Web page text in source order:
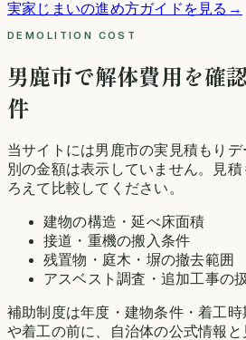
実家じまいの進め方ガイドを見る →
DEMOLITION COST
男鹿市で解体費用を確
件
当サイトには男鹿市の実見積もり
別の金額は表示していません。見
ろえて比較してください。
建物の構造・延べ床面積
接道・重機の搬入条件
残置物・庭木・塀の撤去範囲
アスベスト調査・追加工事の
補助制度は年度・建物条件・着工
や着工の前に、自治体の公式情報